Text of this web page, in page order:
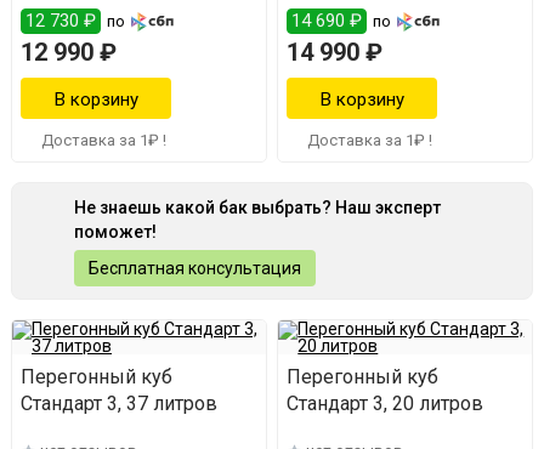
12 730 ₽ по
12 990 ₽
Доставка за 1₽ !
14 690 ₽ по
14 990 ₽
Доставка за 1₽ !
Не знаешь какой бак выбрать? Наш эксперт
поможет!
Бесплатная консультация
Перегонный куб
Стандарт 3, 37 литров
Перегонный куб
Стандарт 3, 20 литров